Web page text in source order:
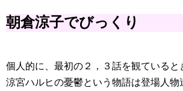
朝倉涼子でびっくり
個人的に、最初の２，３話を観ていると
涼宮ハルヒの憂鬱という物語は登場人物